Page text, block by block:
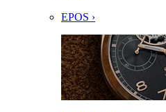
EPOS ›